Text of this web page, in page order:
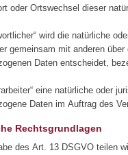
oder Ortswechsel dieser
wird die natürliche
gemeinsam mit anderen
Daten entscheidet,
eine natürliche oder
Daten im Auftrag des
Rechtsgrundlagen
des Art. 13 DSGVO teilen